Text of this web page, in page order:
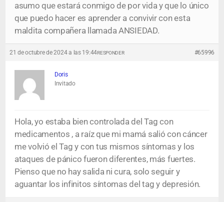
asumo que estará conmigo de por vida y que lo único
que puedo hacer es aprender a convivir con esta
maldita compañera llamada ANSIEDAD.
21 de octubre de 2024 a las 19:44 #65996
RESPONDER
Doris
Invitado
Hola, yo estaba bien controlada del Tag con
medicamentos , a raíz que mi mamá salió con cáncer
me volvió el Tag y con tus mismos síntomas y los
ataques de pánico fueron diferentes, más fuertes.
Pienso que no hay salida ni cura, solo seguir y
aguantar los infinitos síntomas del tag y depresión.